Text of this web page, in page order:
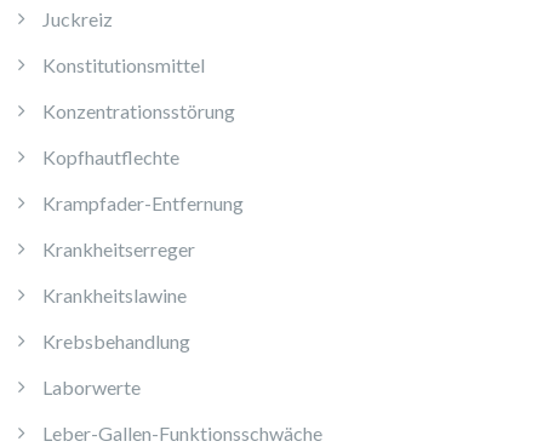
Juckreiz
Konstitutionsmittel
Konzentrationsstörung
Kopfhautflechte
Krampfader-Entfernung
Krankheitserreger
Krankheitslawine
Krebsbehandlung
Laborwerte
Leber-Gallen-Funktionsschwäche